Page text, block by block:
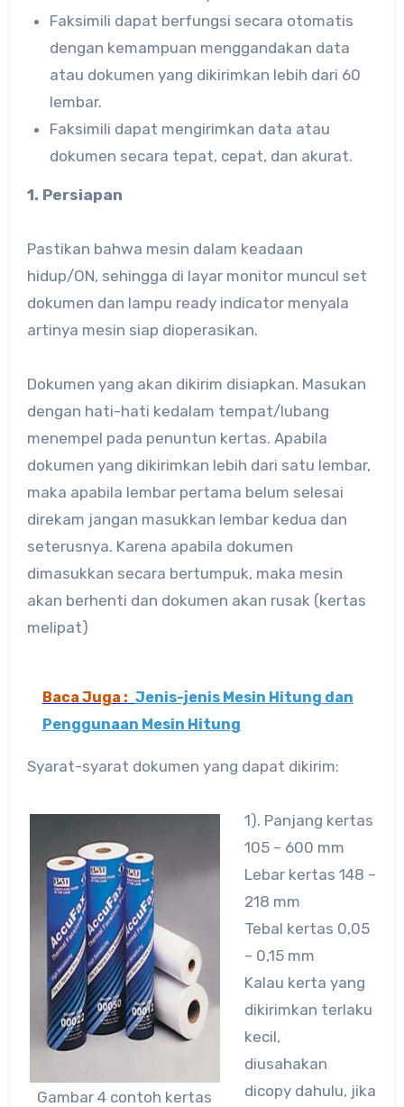
Faksimili dapat berfungsi secara otomatis
dengan kemampuan menggandakan data
atau dokumen yang dikirimkan lebih dari 60
lembar.
Faksimili dapat mengirimkan data atau
dokumen secara tepat, cepat, dan akurat.
1. Persiapan
Pastikan bahwa mesin dalam keadaan
hidup/ON, sehingga di layar monitor muncul set
dokumen dan lampu ready indicator menyala
artinya mesin siap dioperasikan.
Dokumen yang akan dikirim disiapkan. Masukan
dengan hati-hati kedalam tempat/lubang
menempel pada penuntun kertas. Apabila
dokumen yang dikirimkan lebih dari satu lembar,
maka apabila lembar pertama belum selesai
direkam jangan masukkan lembar kedua dan
seterusnya. Karena apabila dokumen
dimasukkan secara bertumpuk, maka mesin
akan berhenti dan dokumen akan rusak (kertas
melipat)
Baca Juga : Jenis-jenis Mesin Hitung dan
Penggunaan Mesin Hitung
Syarat-syarat dokumen yang dapat dikirim:
Gambar 4 contoh kertas
1). Panjang kertas
105 – 600 mm
Lebar kertas 148 –
218 mm
Tebal kertas 0,05
– 0,15 mm
Kalau kerta yang
dikirimkan terlaku
kecil,
diusahakan
dicopy dahulu, jika